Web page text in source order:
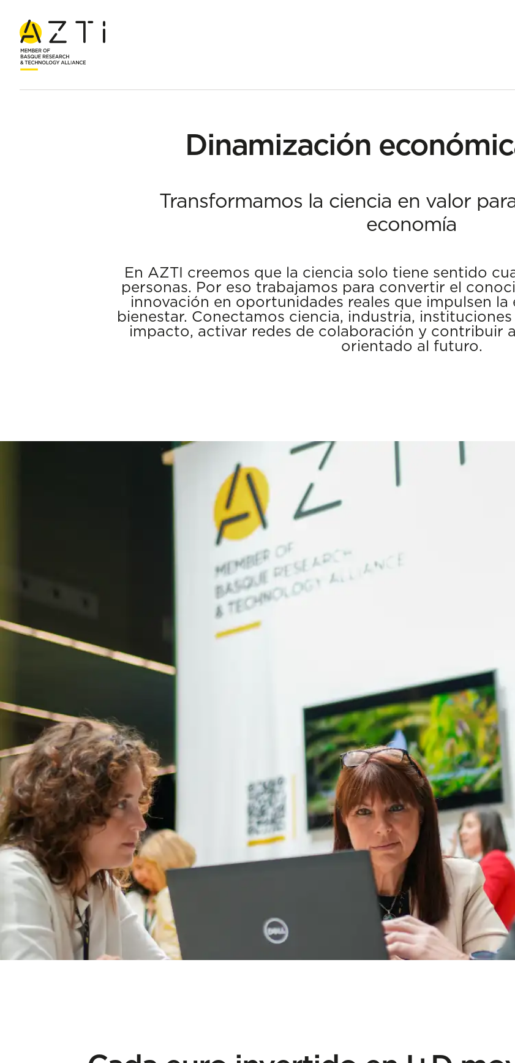
Inicio Acerca de AZTI
Dinamización
Transformamos la ciencia en valor
economía
En AZTI creemos que la ciencia solo tiene sentido
personas. Por eso trabajamos para convertir el
innovación en oportunidades reales que impulsen
bienestar. Conectamos ciencia, industria,
impacto, activar redes de colaboración y contribuir
orientado al futuro.